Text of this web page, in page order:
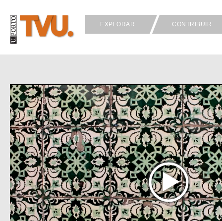
EXPLORAR CONTRIBUIR